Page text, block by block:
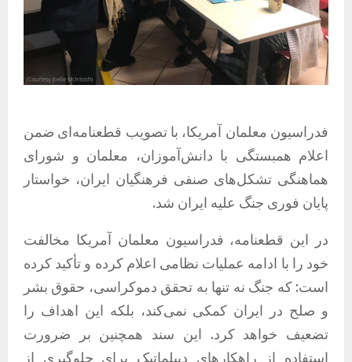
فدراسیون معلمان آمریکا، با تصویب قطعنامه‌ای ضمن
اعلام همبستگی با دانش‌آموزان، معلمان و شورای
هماهنگی تشکل‌های صنفی فرهنگیان ایران، خواستار
پایان فوری جنگ علیه ایران شد.
در این قطعنامه، فدراسیون معلمان آمریکا مخالفت
خود را با ادامه عملیات نظامی اعلام کرده و تأکید کرده
است: که جنگ نه تنها به تحقق دموکراسی، حقوق بشر
و صلح در ایران کمکی نمی‌کند، بلکه این اهداف را
تضعیف خواهد کرد. این سند همچنین بر ضرورت
استفاده از راهکارهای دیپلماتیک برای جلوگیری از